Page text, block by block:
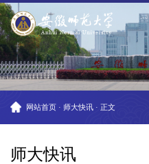
网站首页 · 师大快讯 · 正文
师大快讯